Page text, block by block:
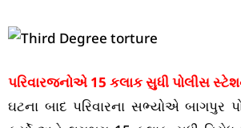
પરિવારજનોએ 15 કલાક સુધી પોલીસ
ઘટના બાદ પરિવારના સભ્યોએ બાગપુર